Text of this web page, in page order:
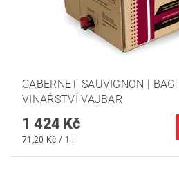
CABERNET SAUVIGNON |
VINAŘSTVÍ VAJBAR
1 424 Kč
71,20 Kč / 1 l